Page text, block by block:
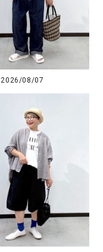
2026/08/07